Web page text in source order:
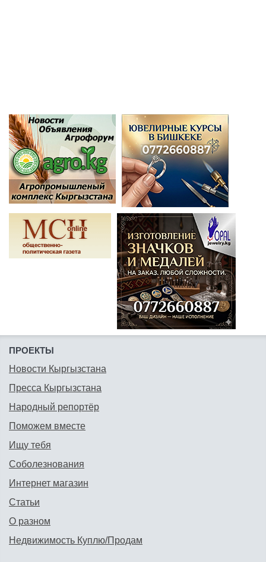
ПРОЕКТЫ
Новости Кыргызстана
Пресса Кыргызстана
Народный репортёр
Поможем вместе
Ищу тебя
Соболезнования
Интернет магазин
Статьи
О разном
Недвижимость Куплю/Продам